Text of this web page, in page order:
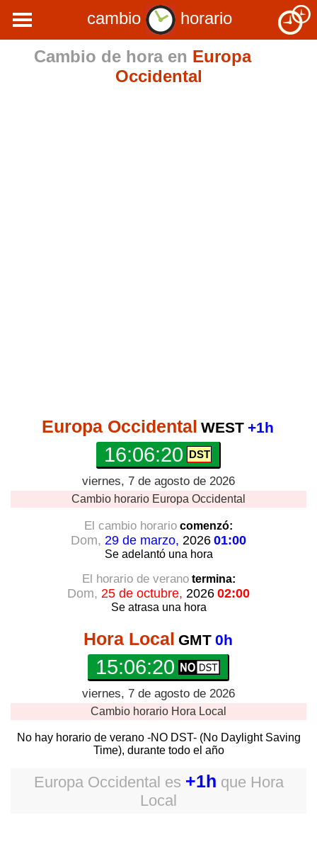
cambio
horario
Cambio de hora en Europa
Occidental
Europa Occidental WEST +1h
16:06:21
viernes, 7 de agosto de 2026
Cambio horario Europa Occidental
El cambio horario comenzó:
Dom, 29 de marzo, 2026 01:00
Se adelantó una hora
El horario de veranotermina:
Dom, 25 de octubre, 2026 02:00
Se atrasa una hora
Hora Local GMT 0h
15:06:21
viernes, 7 de agosto de 2026
Cambio horario Hora Local
No hay horario de verano -NO DST- (No Daylight Saving
Time), durante todo el año
Europa Occidental es +1h que Hora
Local